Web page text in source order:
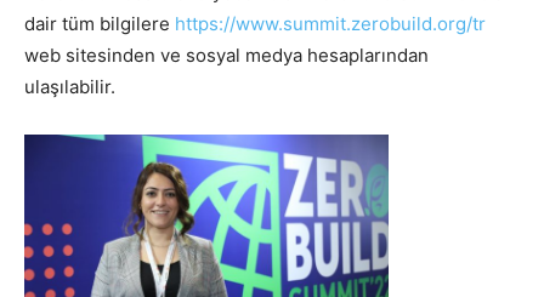
dair tüm bilgilere https://www.summit.zerobuild.org/tr
web sitesinden ve sosyal medya hesaplarından
ulaşılabilir.